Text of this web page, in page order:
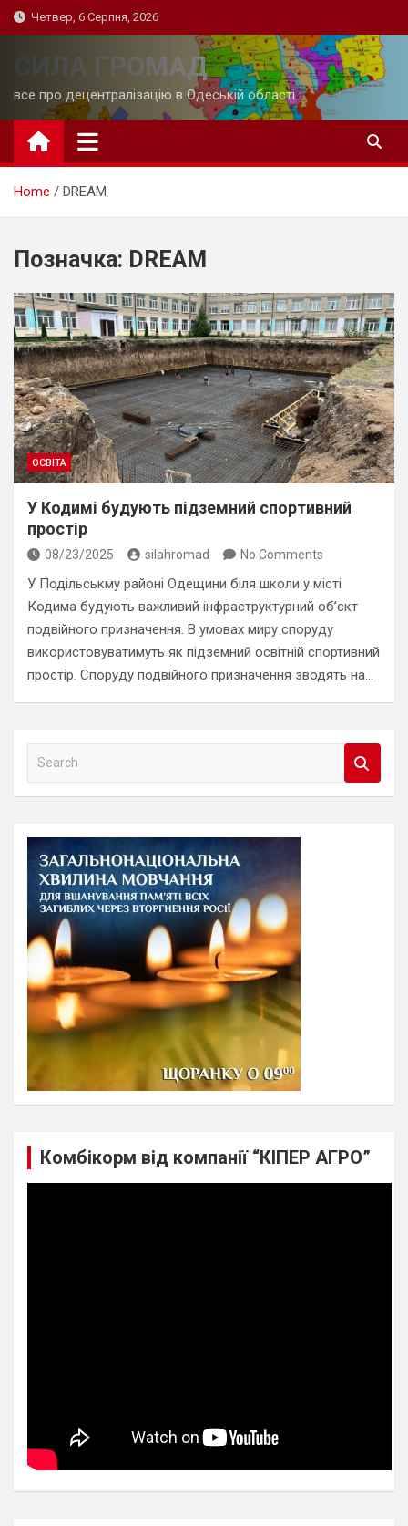
Skip
to
Четвер, 6 Серпня, 2026
СИЛА ГРОМАД
все про децентралізацію в Одеській області
Home DREAM
Позначка: DREAM
ОСВІТА
У Кодимі будують підземний спортивний
простір
08/23/2025 silahromad No Comments
У Подільськму районі Одещини біля школи у місті
Кодима будують важливий інфраструктурний об’єкт
подвійного призначення. В умовах миру споруду
використовуватимуть як підземний освітній спортивний
простір. Споруду подвійного призначення зводять на…
a
Комбікорм від компанії “КІПЕР АГРО”